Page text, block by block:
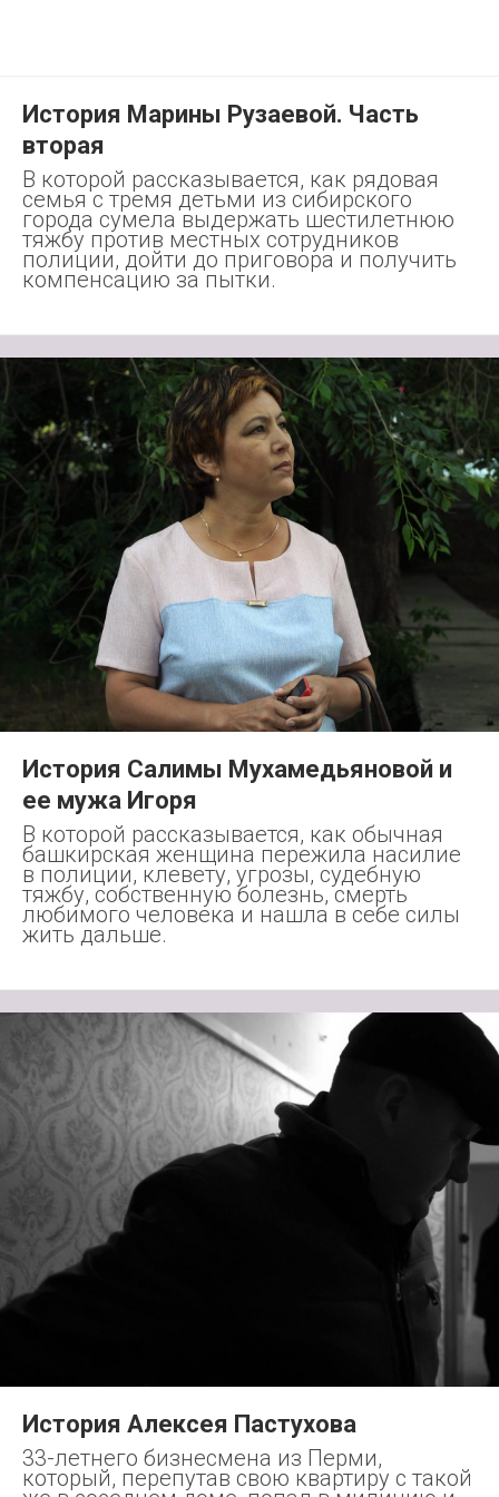
История Марины Рузаевой. Часть
вторая
В которой рассказывается, как рядовая
семья с тремя детьми из сибирского
города сумела выдержать шестилетнюю
тяжбу против местных сотрудников
полиции, дойти до приговора и получить
компенсацию за пытки.
История Салимы Мухамедьяновой и
ее мужа Игоря
В которой рассказывается, как обычная
башкирская женщина пережила насилие
в полиции, клевету, угрозы, судебную
тяжбу, собственную болезнь, смерть
любимого человека и нашла в себе силы
жить дальше.
История Алексея Пастухова
33-летнего бизнесмена из Перми,
который, перепутав свою квартиру с такой